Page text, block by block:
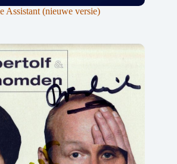
Assistant (nieuwe versie)